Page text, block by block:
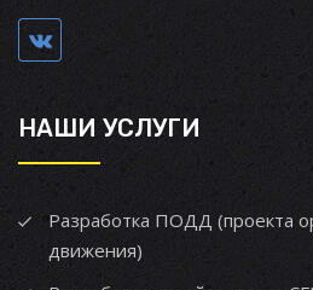
НАШИ УСЛУГИ
Разработка ПОДД (проекта
движения)